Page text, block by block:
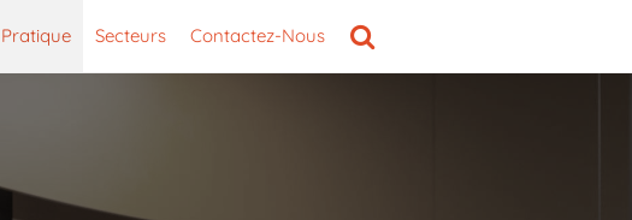
Pratique Secteurs Contactez-Nous